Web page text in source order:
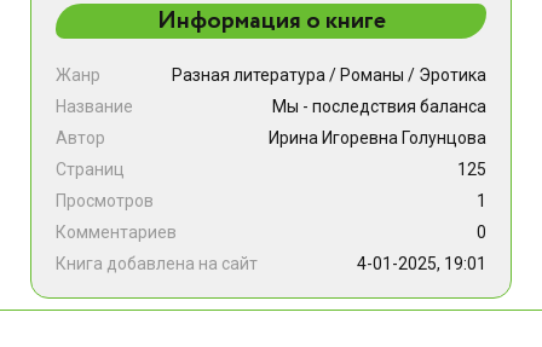
Информация о книге
Жанр Разная литература / Романы / Эротика
Название
Мы - последствия баланса
Автор
Ирина Игоревна Голунцова
Страниц
125
Просмотров
1
Комментариев
0
Книга добавлена на сайт
4-01-2025, 19:01